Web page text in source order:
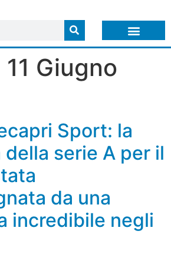
11 Giugno
Sport: la
serie A per il
da una
incredibile negli